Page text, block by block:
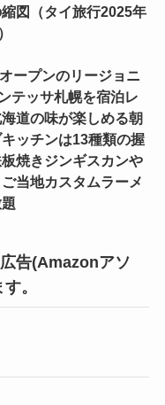
図（タイ旅行2025年
ープンのリージョニ
テッサ札幌を宿泊レ
道の味が楽しめる朝
ッチンは13種類の握
焼きジンギスカンや
当地カスタムラーメ
告(Amazonアソ
。